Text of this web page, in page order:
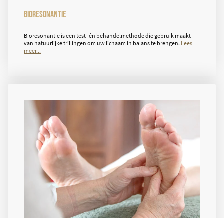
Bioresonantie
Bioresonantie is een test- én behandelmethode die gebruik maakt
van natuurlijke trillingen om uw lichaam in balans te brengen. Lees
meer...